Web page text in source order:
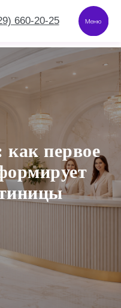
как первое